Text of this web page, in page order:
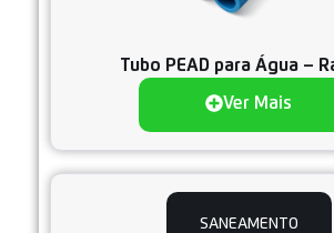
Tubo PEAD para Água –
Ver Mais
SANEAMENTO